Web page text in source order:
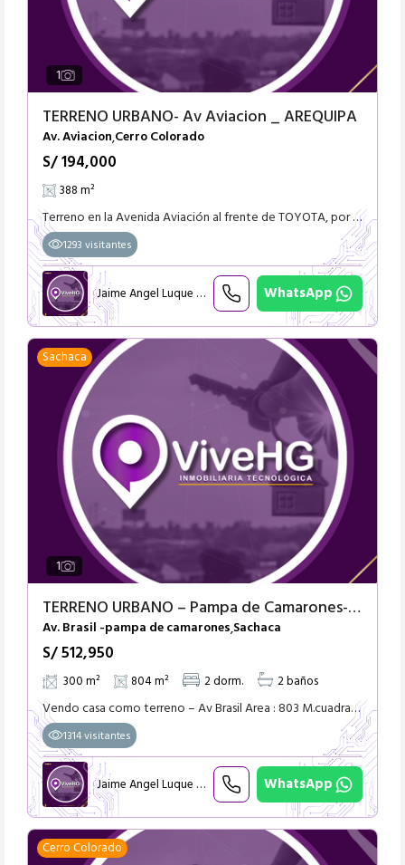
1
TERRENO URBANO- Av Aviacion _ AREQUIPA
Av. Aviacion,Cerro Colorado
S/ 194,000
388 m²
Terreno en la Avenida Aviación al frente de TOYOTA, por el pasaje a 2 Casas- distrito de Cerro Colorado 500 dólares el Metro Cuadrado Precio Ofertable
1293 visitantes
Jaime Angel Luque Retamozo WhatsApp
Sachaca
1
TERRENO URBANO – Pampa de Camarones-Distrito Sachaca- Arequipa
Av. Brasil -pampa de camarones,Sachaca
S/ 512,950
300 m² 804 m² 2 dorm. 2 baños
Vendo casa como terreno – Av Brasil Area : 803 M.cuadrados A 650 Dolares el metro cuadrado PRECIO OFERTABLE
1314 visitantes
Jaime Angel Luque Retamozo WhatsApp
Cerro Colorado